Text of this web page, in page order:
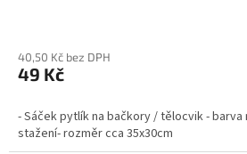
40,50 Kč bez DPH
49 Kč
- Sáček pytlík na bačkory / tělocvik - barva
stažení- rozměr cca 35x30cm